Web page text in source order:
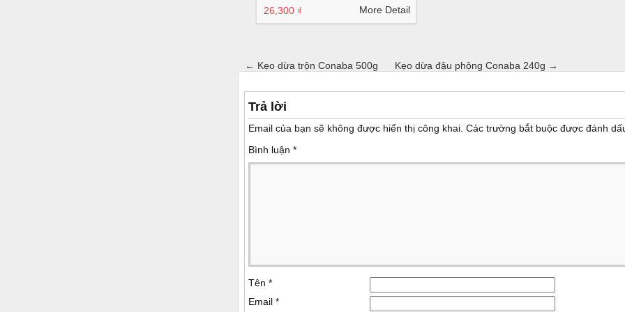
26,300 ₫ More Detail
← Kẹo dừa trộn Conaba 500g Kẹo dừa đậu phộng Conaba 240g →
Trả lời
Email của bạn sẽ không được hiển thị công khai. Các trường bắt buộc được đánh
Bình luận *
Tên *
Email *